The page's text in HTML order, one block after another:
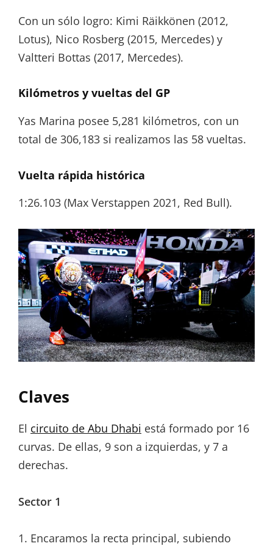
Con un sólo logro: Kimi Räikkönen (2012,
Lotus), Nico Rosberg (2015, Mercedes) y
Valtteri Bottas (2017, Mercedes).
Kilómetros y vueltas del GP
Yas Marina posee 5,281 kilómetros, con un
total de 306,183 si realizamos las 58 vueltas.
Vuelta rápida histórica
1:26.103 (Max Verstappen 2021, Red Bull).
Claves
El circuito de Abu Dhabi está formado por 16
curvas. De ellas, 9 son a izquierdas, y 7 a
derechas.
Sector 1
1. Encaramos la recta principal, subiendo